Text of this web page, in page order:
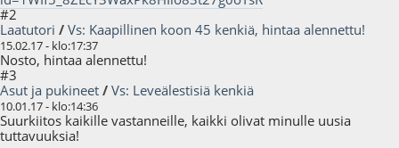
#2
Laatutori / Vs: Kaapillinen koon 45 kenkiä, hintaa alennettu!
15.02.17 - klo:17:37
Nosto, hintaa alennettu!
#3
Asut ja pukineet / Vs: Leveälestisiä kenkiä
10.01.17 - klo:14:36
Suurkiitos kaikille vastanneille, kaikki olivat minulle uusia
tuttavuuksia!